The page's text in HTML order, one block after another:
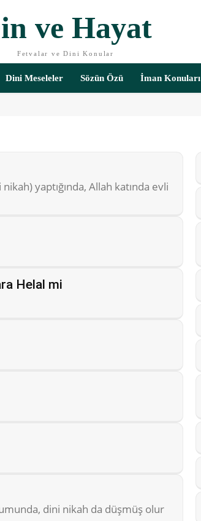
ve Hayat
Fetvalar ve Dini Konular
Dini Meseleler Sözün Özü İman Konuları
yaptığında, Allah katında evli
Helal mi
dini nikah da düşmüş olur